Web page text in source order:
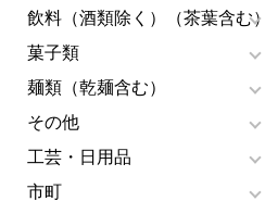
飲料（酒類除く）（茶葉含む）
菓子類
麺類（乾麺含む）
その他
工芸・日用品
市町